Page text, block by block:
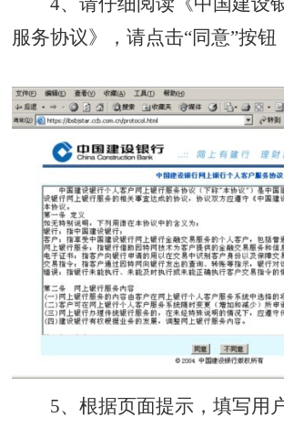
4、请仔细阅读《中国建设
服务协议》，请点击“同意”按钮
5、根据页面提示，填写用